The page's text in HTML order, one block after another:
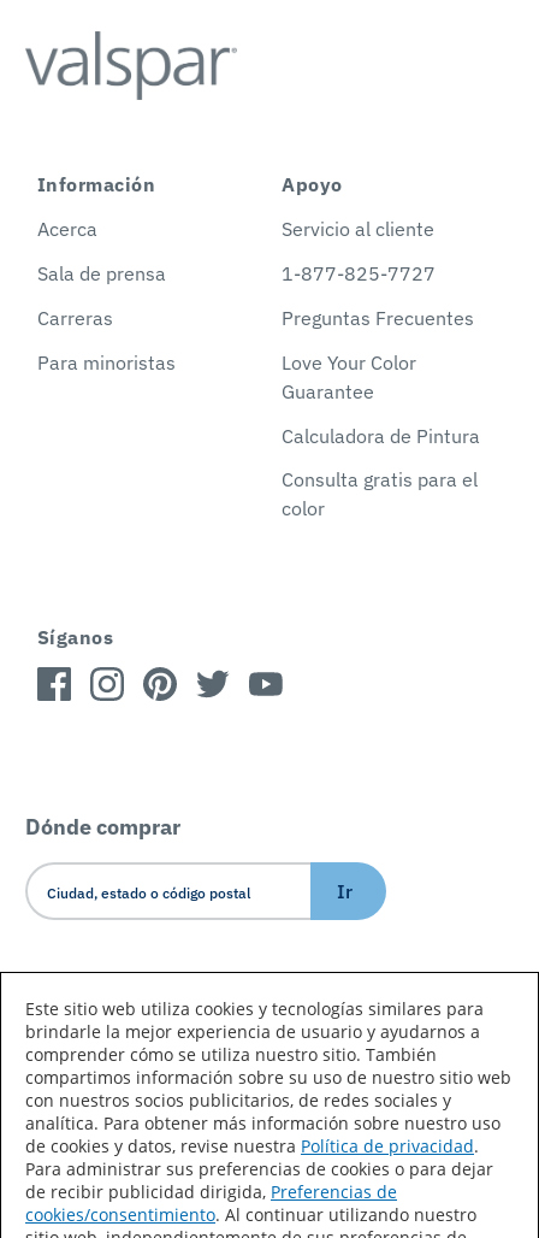
Información
Acerca
Sala de prensa
Carreras
Para minoristas
Apoyo
Servicio al cliente
1-877-825-7727
Preguntas Frecuentes
Love Your Color
Guarantee
Calculadora de Pintura
Consulta gratis para el
color
Síganos
Dónde comprar
Ir
Declaración de accesibilidad
Mapa del sitio
Términos de uso
Privacidad
Este sitio web utiliza cookies y tecnologías similares para
brindarle la mejor experiencia de usuario y ayudarnos a
comprender cómo se utiliza nuestro sitio. También
compartimos información sobre su uso de nuestro sitio web
con nuestros socios publicitarios, de redes sociales y
analítica. Para obtener más información sobre nuestro uso
de cookies y datos, revise nuestra Política de privacidad.
Para administrar sus preferencias de cookies o para dejar
de recibir publicidad dirigida, Preferencias de
cookies/consentimiento. Al continuar utilizando nuestro